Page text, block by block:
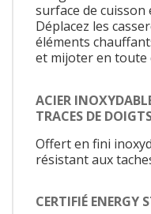
surface de
Déplacez les
éléments
et mijoter en toute
ACIER
TRACES DE
Offert en fini
résistant aux
CERTIFIÉ ENERGY